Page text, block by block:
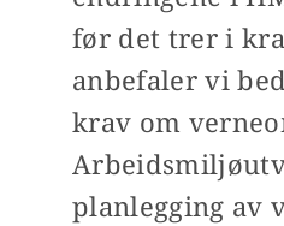
før det trer i
anbefaler vi
krav om
planlegging av